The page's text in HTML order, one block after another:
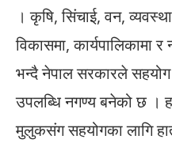
। कृषि, सिंचाई, वन,
विकासमा, कार्यपालिकामा
भन्दै नेपाल सरकारले
उपलब्धि नगण्य बनेको छ ।
मुलुकसंग सहयोगका लागि